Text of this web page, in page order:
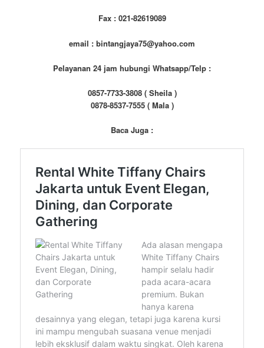
Fax : 021-82619089
email : bintangjaya75@yahoo.com
Pelayanan 24 jam hubungi Whatsapp/Telp :
0857-7733-3808 ( Sheila )
0878-8537-7555 ( Mala )
Baca Juga :